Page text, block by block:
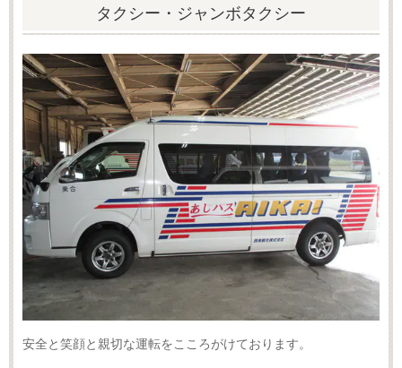
タクシー・ジャンボタクシー
安全と笑顔と親切な運転をこころがけております。